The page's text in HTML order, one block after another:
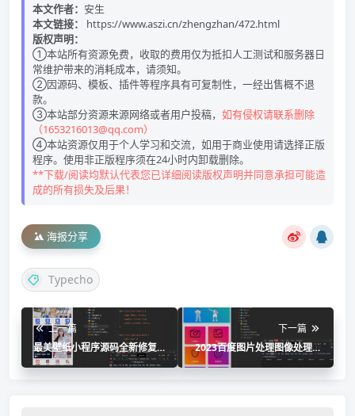
本文作者： 安生
本文链接：
https://www.aszi.cn/zhengzhan/472.html
版权声明：
①本站所有资源免费，收取的费用仅为抵扣人工测试和服务器日
常维护带来的消耗成本，请须知。
②因源码、模板、插件等程序具有可复制性，一经出售概不退
款。
③本站部分资源来源网络或者用户投稿， 如有侵权请联系删除
（1653216013@qq.com）
④本站资源仅用于个人学习和交流，如用于商业使用请选择正版
程序。使用非正版程序须在24小时内卸载删除。
**下载/阅读均默认代表您已详细阅读版权声明并同意承担可能造
成的所有损失及后果！
海报分享
Typecho
上一篇
最美壁纸小程序源码全新修复
版，带激励广告
下一篇
2023百度图片处理图像处理小
程序源码